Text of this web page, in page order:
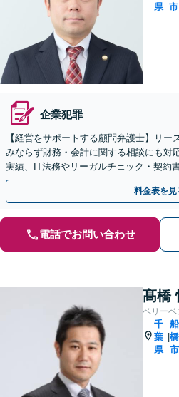
県 市
企業犯罪
【経営をサポートする顧問弁護士】リ
みならず財務・会計に関する相談にも対
実績、IT法務やリーガルチェック・契約
ついてお気軽にご相談ください。
料金表を見
電話でお問い合わせ
髙橋
ベリーベ
千
葉
県
|
船
橋
市